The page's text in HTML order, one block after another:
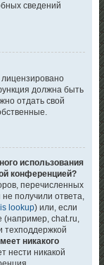
сведений
должна быть
отдать свой
использования
конференцией?
перечисленных
получили ответа,
lookup) или, если
(например, chat.ru,
техподдержкой
никакого
нести никакой